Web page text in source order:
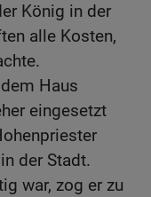
König in der
alle Kosten,
Haus
eingesetzt
der Stadt.
war, zog er zu